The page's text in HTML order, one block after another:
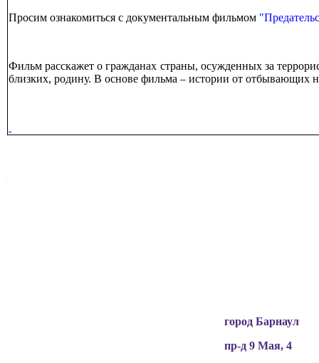
Просим ознакомиться с документальным фильмом
Фильм расскажет о гражданах страны, осужденных за
близких, родину. В основе фильма – истории от отбывающих
город Барнаул
пр-д 9 Мая, 4